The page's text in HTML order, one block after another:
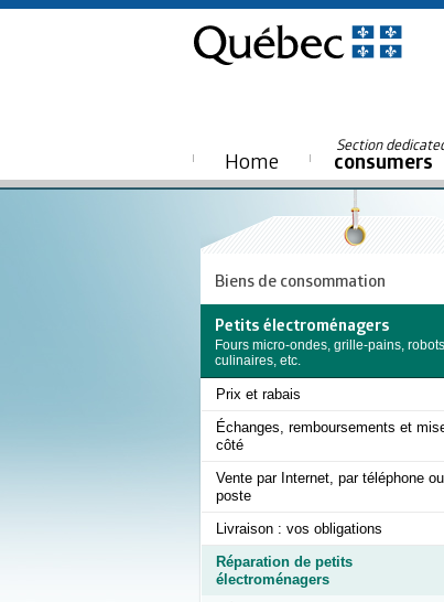
Home
Section
consumers
Biens de consommation
Petits électroménagers
Fours micro-ondes, grille-pains, robots
culinaires, etc.
Prix et rabais
Échanges, remboursements et
côté
Vente par Internet, par téléphone
poste
Livraison : vos obligations
Réparation de petits
électroménagers